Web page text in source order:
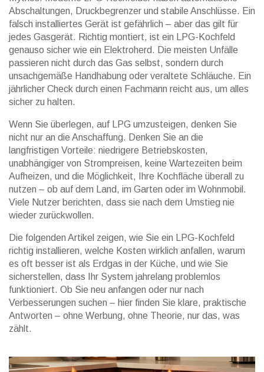
Abschaltungen, Druckbegrenzer und stabile Anschlüsse. Ein
falsch installiertes Gerät ist gefährlich – aber das gilt für
jedes Gasgerät. Richtig montiert, ist ein LPG-Kochfeld
genauso sicher wie ein Elektroherd. Die meisten Unfälle
passieren nicht durch das Gas selbst, sondern durch
unsachgemäße Handhabung oder veraltete Schläuche. Ein
jährlicher Check durch einen Fachmann reicht aus, um alles
sicher zu halten.
Wenn Sie überlegen, auf LPG umzusteigen, denken Sie
nicht nur an die Anschaffung. Denken Sie an die
langfristigen Vorteile: niedrigere Betriebskosten,
unabhängiger von Strompreisen, keine Wartezeiten beim
Aufheizen, und die Möglichkeit, Ihre Kochfläche überall zu
nutzen – ob auf dem Land, im Garten oder im Wohnmobil.
Viele Nutzer berichten, dass sie nach dem Umstieg nie
wieder zurückwollen.
Die folgenden Artikel zeigen, wie Sie ein LPG-Kochfeld
richtig installieren, welche Kosten wirklich anfallen, warum
es oft besser ist als Erdgas in der Küche, und wie Sie
sicherstellen, dass Ihr System jahrelang problemlos
funktioniert. Ob Sie neu anfangen oder nur nach
Verbesserungen suchen – hier finden Sie klare, praktische
Antworten – ohne Werbung, ohne Theorie, nur das, was
zählt.